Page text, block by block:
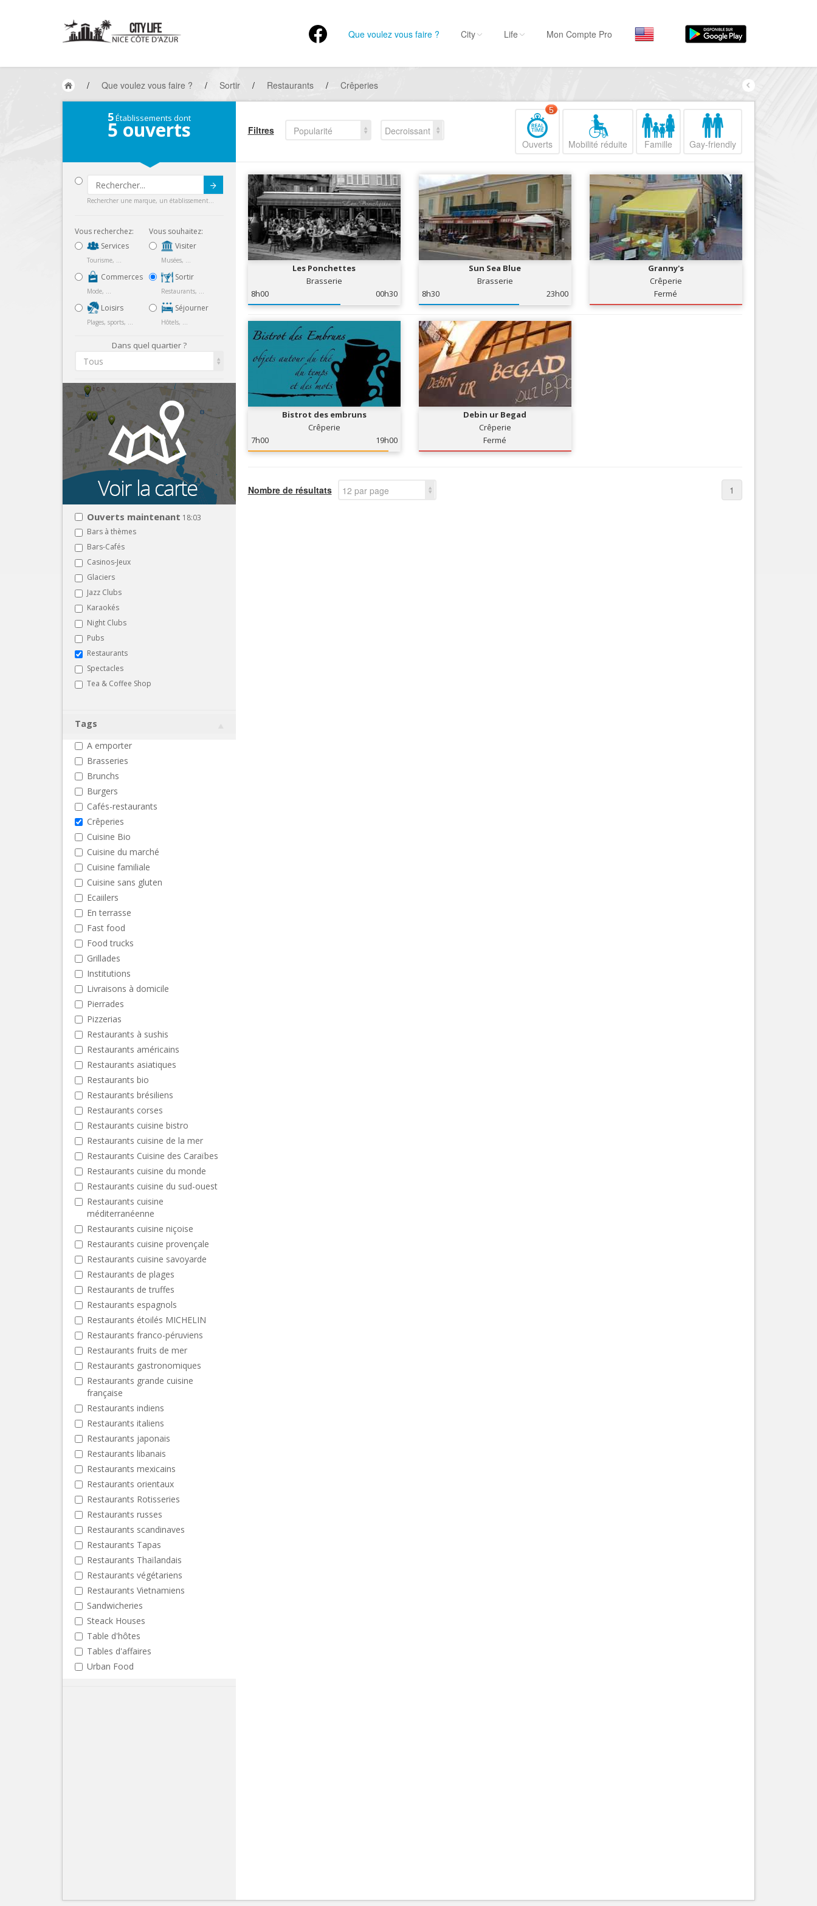
Que voulez vous faire ?
Hôtels, ...
Visiter
Sortir
Restaurants, ...
Commerces
Mode, ...
Loisirs
Plages, sports, ...
Tourisme, ...
Par quartiers
Nice Promenade du
Nice le Port
Nice le Vieux Nice
Nice le Coeur de Ville
Nice les Collines Niçoises
Nice le petit Marais Niçois
Nice la plaine du Var
Nice Aéroport
City Life Mon Compte Pro
/ Que voulez vous faire ? / Sortir / Restaurants / Crêperies
5Établissements dont
5 ouverts
Rechercher une marque, un établissement...
Vous recherchez:
Services
Tourisme, ...
Commerces
Mode, ...
Loisirs
Plages, sports, ...
Vous souhaitez:
Visiter
Musées, ...
Sortir
Restaurants, ...
Séjourner
Hôtels, ...
Dans quel quartier ?
Tous
Ouverts maintenant 18:03
Bars à thèmes
Bars-Cafés
Casinos-Jeux
Glaciers
Jazz Clubs
Karaokés
Night Clubs
Pubs
Restaurants
Spectacles
Tea & Coffee Shop
Tags
A emporter
Brasseries
Brunchs
Burgers
Cafés-restaurants
Crêperies
Cuisine Bio
Cuisine du marché
Cuisine familiale
Cuisine sans gluten
Ecaiilers
En terrasse
Fast food
Food trucks
Grillades
Institutions
Livraisons à domicile
Pierrades
Pizzerias
Restaurants à sushis
Restaurants américains
Restaurants asiatiques
Restaurants bio
Restaurants brésiliens
Restaurants corses
Restaurants cuisine bistro
Restaurants cuisine de la mer
Restaurants Cuisine des Caraïbes
Restaurants cuisine du monde
Restaurants cuisine du sud-ouest
Restaurants cuisine
méditerranéenne
Restaurants cuisine niçoise
Restaurants cuisine provençale
Restaurants cuisine savoyarde
Restaurants de plages
Restaurants de truffes
Restaurants espagnols
Restaurants étoilés MICHELIN
Restaurants franco-péruviens
Restaurants fruits de mer
Restaurants gastronomiques
Restaurants grande cuisine
française
Restaurants indiens
Restaurants italiens
Restaurants japonais
Restaurants libanais
Restaurants mexicains
Restaurants orientaux
Restaurants Rotisseries
Restaurants russes
Restaurants scandinaves
Restaurants Tapas
Restaurants Thaïlandais
Restaurants végétariens
Restaurants Vietnamiens
Sandwicheries
Steack Houses
Table d'hôtes
Tables d'affaires
Urban Food
Filtres Popularité
Decroissant
Ouverts
5
Mobilité réduite Famille Gay-friendly
Les Ponchettes
Brasserie
8h00
00h30
Sun Sea Blue
Brasserie
8h30
23h00
Granny's
Crêperie
Fermé
Bistrot des embruns
Crêperie
7h00
19h00
Debin ur Begad
Crêperie
Fermé
Nombre de résultats 12 par page 1